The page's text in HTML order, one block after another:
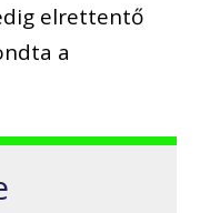
elrettentő
a